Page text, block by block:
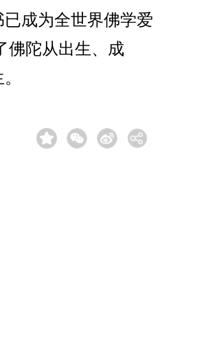
成为全世界佛学爱
佛陀从出生、成